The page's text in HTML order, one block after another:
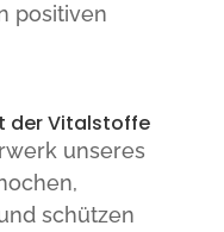
positiven
der Vitalstoffe
unseres
schützen